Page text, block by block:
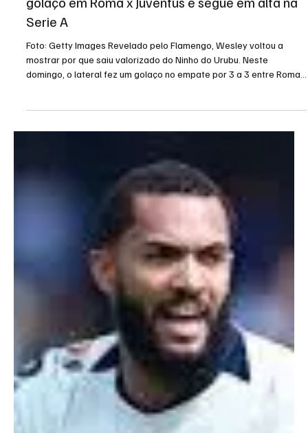
Cria do Ninho brilha na Itália: Wesley marca
golaço em Roma x Juventus e segue em alta na
Serie A
Foto: Getty Images Revelado pelo Flamengo, Wesley voltou a
com uma pintura da entrada da área. Aos 39 minutos do primeiro
recebeu pela esquerda. Com personalidade, trouxe para o pé
direito e acertou o ângulo do goleiro Mattia Perin.